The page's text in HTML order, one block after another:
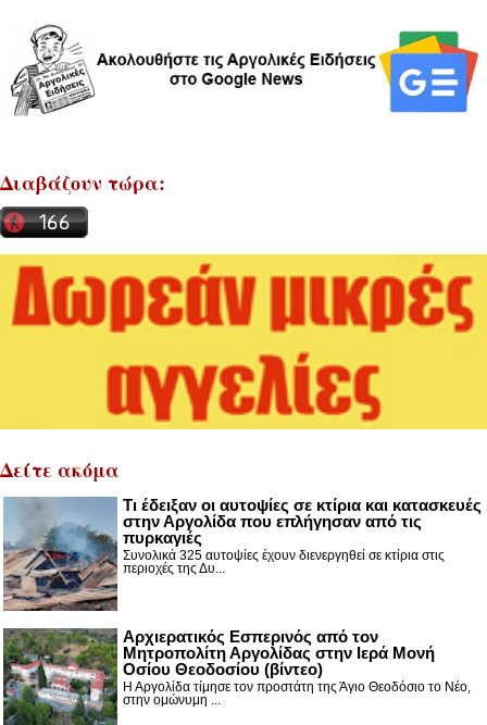
Διαβάζουν τώρα:
Δείτε ακόμα
Τι έδειξαν οι αυτοψίες σε κτίρια και κατασκευές
στην Αργολίδα που επλήγησαν από τις
πυρκαγιές
Συνολικά 325 αυτοψίες έχουν διενεργηθεί σε κτίρια στις
περιοχές της Δυ...
Αρχιερατικός Εσπερινός από τον
Μητροπολίτη Αργολίδας στην Ιερά Μονή
Οσίου Θεοδοσίου (βίντεο)
Η Αργολίδα τίμησε τον προστάτη της Άγιο Θεοδόσιο το Νέο,
στην ομώνυμη ...